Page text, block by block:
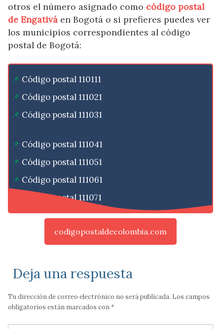
otros el número asignado como código postal
de Engativá en Bogotá o si prefieres puedes ver
los municipios correspondientes al código
postal de Bogotá:
Código postal 110111
Código postal 111021
Código postal 111031
Código postal 111041
Código postal 111051
Código postal 111061
Código postal 111071
codigopostaldecolombia.com
Deja una respuesta
Tu dirección de correo electrónico no será publicada. Los campos
obligatorios están marcados con*